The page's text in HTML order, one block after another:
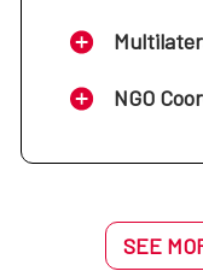
NGO
SEE